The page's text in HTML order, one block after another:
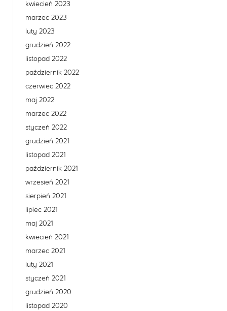
kwiecień 2023
marzec 2023
luty 2023
grudzień 2022
listopad 2022
październik 2022
czerwiec 2022
maj 2022
marzec 2022
styczeń 2022
grudzień 2021
listopad 2021
październik 2021
wrzesień 2021
sierpień 2021
lipiec 2021
maj 2021
kwiecień 2021
marzec 2021
luty 2021
styczeń 2021
grudzień 2020
listopad 2020